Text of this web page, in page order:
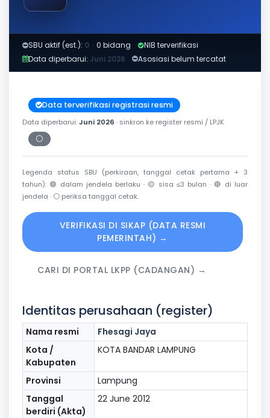
SBU aktif (est.): 0 · 0 bidang
NIB terverifikasi
Data diperbarui: Juni 2026 Asosiasi belum tercatat
Data terverifikasi registrasi resmi
Data diperbarui:Juni 2026 · sinkron ke register resmi / LPJK
⚪
Periksa tanggal cetak
Legenda status SBU (perkiraan, tanggal cetak pertama + 3
tahun): 🟢 dalam jendela berlaku · 🟡 sisa ≤3 bulan · 🔴 di luar
jendela · ⚪ periksa tanggal cetak.
VERIFIKASI DI SIKAP (DATA RESMI
PEMERINTAH) →
CARI DI PORTAL LKPP (CADANGAN) →
Identitas perusahaan (register)
Nama resmi
Fhesagi Jaya
Kota /
Kabupaten
KOTA BANDAR LAMPUNG
Provinsi
Lampung
Tanggal
berdiri (Akta)
22 June 2012